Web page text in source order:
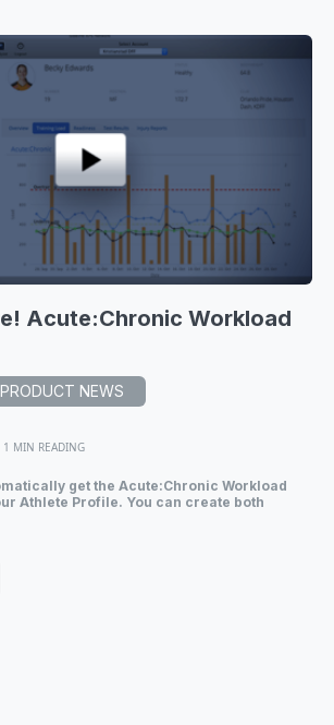
Acute:Chronic Workload
PRODUCT NEWS
1 MIN READING
get the Acute:Chronic Workload
Athlete Profile. You can create both